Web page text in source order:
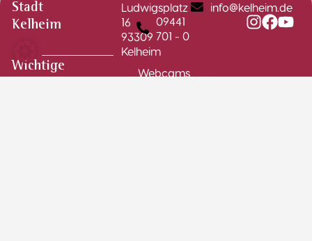
Stadt
Kelheim
Ludwigsplatz
16
93309
Kelheim
09441
701 - 0
info@kelheim.de
Wichtige
Webcams